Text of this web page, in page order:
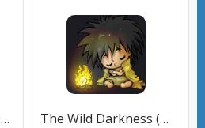
Nations of Darkness (Нейшнс оф Даркнесс) [МОД Mega Pack] APK Android The Wild Darkness (Зе Уайлд Даркнесс) [МОД Много денег] APK Android